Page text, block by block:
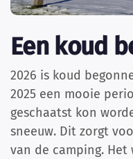
Een koud
2026 is koud
2025 een mooie
geschaatst kon
sneeuw. Dit zorgt
van de camping. Het